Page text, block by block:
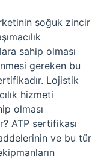
soğuk zincir
sahip olması
gereken bu
Lojistik
hizmeti
olması
ATP sertifikası
ve bu tür